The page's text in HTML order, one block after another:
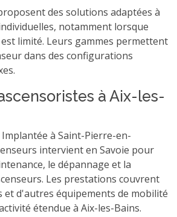
des solutions adaptées à
notamment lorsque
est limité. Leurs gammes permettent
dans des configurations
à Aix-les-
Implantée à Saint-Pierre-en-
intervient en Savoie pour
le dépannage et la
Les prestations couvrent
et d'autres équipements de mobilité
étendue à Aix-les-Bains.